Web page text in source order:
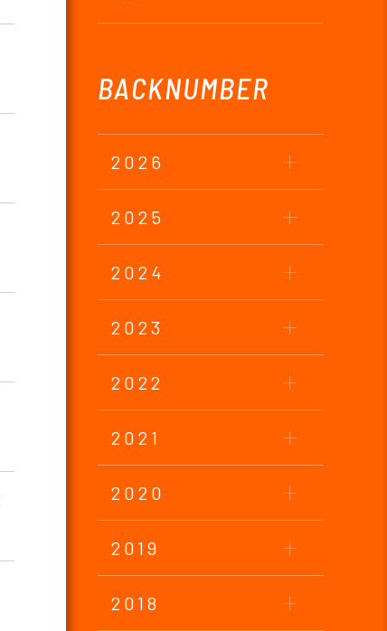
BACKNUMBER
2026
2025
2024
2023
2022
2021
2020
2019
2018